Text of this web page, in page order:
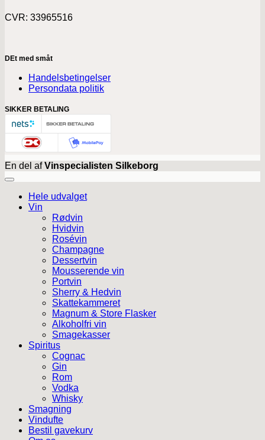
CVR: 33965516
DEt med småt
Handelsbetingelser
Persondata politik
SIKKER BETALING
En del afVinspecialisten Silkeborg
Hele udvalget
Vin
Rødvin
Hvidvin
Rosévin
Champagne
Dessertvin
Mousserende vin
Portvin
Sherry & Hedvin
Skattekammeret
Magnum & Store Flasker
Alkoholfri vin
Smagekasser
Spiritus
Cognac
Gin
Rom
Vodka
Whisky
Smagning
Vindufte
Bestil gavekurv